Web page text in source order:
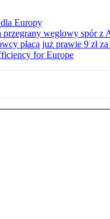
Europy
przegrany węglowy spór z
płacą już prawie 9 zł
for Europe